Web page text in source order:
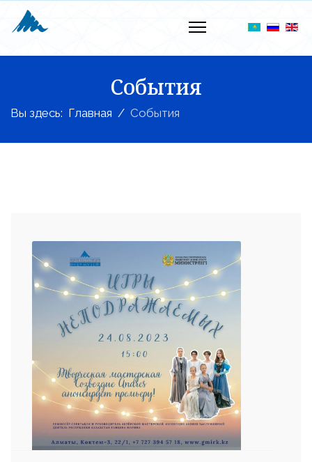
События
Вы здесь: Главная События